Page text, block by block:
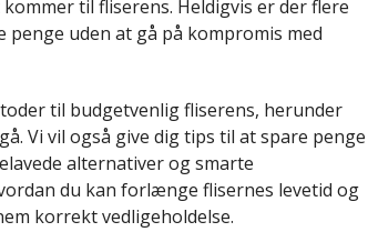
til fliserens. Heldigvis er der flere
uden at gå på kompromis med
til budgetvenlig fliserens, herunder
Vi vil også give dig tips til at spare penge
alternativer og smarte
du kan forlænge flisernes levetid og
korrekt vedligeholdelse.